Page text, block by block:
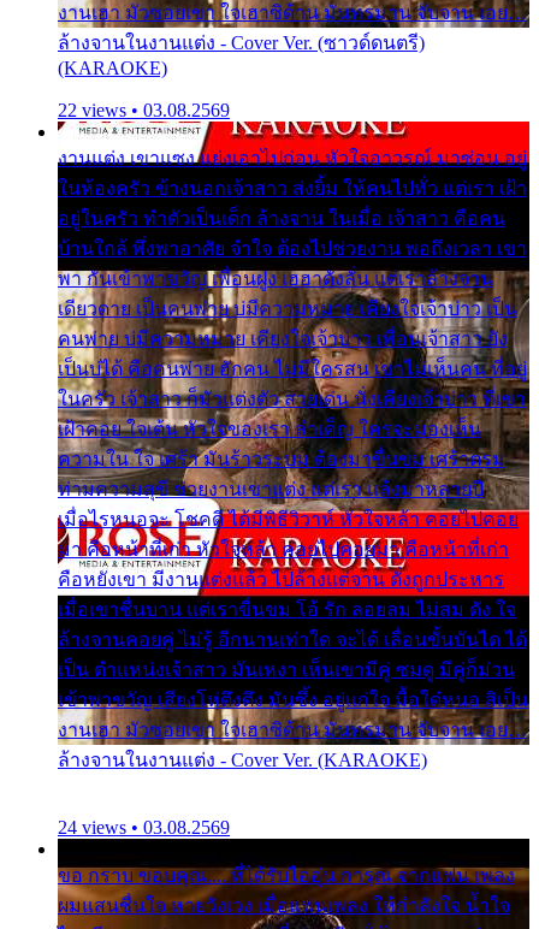
งานเฮา มัวซอยเขา ใจเฮาซิด้าน มันทรมาน จับจาน เอย…
ล้างจานในงานแต่ง - Cover Ver. (ซาวด์ดนตรี)
(KARAOKE)
22 views • 03.08.2569
งานแต่ง เขาแซง แย่งเอาไปก่อน หัวใจอาวรณ์ มาซ่อน อยู่
ในห้องครัว ข้างนอกเจ้าสาว ส่งยิ้ม ให้คนไปทั่ว แต่เรา เฝ้า
อยู่ในครัว ทำตัวเป็นเด็ก ล้างจาน ในเมื่อ เจ้าสาว คือคน
บ้านใกล้ พึ่งพาอาศัย จำใจ ต้องไปช่วยงาน พอถึงเวลา เขา
พา กันเข้าพาขวัญ เพื่อนฝูง เฮฮาดังลั่น แต่เราล้างจาน
เดียวดาย เป็นคนพ่าย บ่มีความหมาย เคียงใจเจ้าบ่าว เป็น
คนพ่าย บ่มีความหมาย เคียงใจเจ้าบ่าว เพื่อนเจ้าสาว ยัง
เป็นบ่ได้ คือคนพ่าย ฮักคน ไม่มีใครสน เขาไม่เห็นคน ที่อยู่
ในครัว เจ้าสาว ก็มัวแต่งตัว สวยเด่น นั่งเคียงเจ้าบ่าว ที่เขา
เฝ้าคอย ใจเต้น หัวใจของเรา ลำเค็ญ ใครจะมองเห็น
ความใน ใจ เศร้า มันร้าวระบม ต้องมาขื่นขม เศร้าตรม
ท่ามความสุขี ช่วยงานเขาแต่ง แต่เรา แล้งมาหลายปี
เมื่อไรหนอจะ โชคดี ได้มีพิธีวิวาห์ หัวใจหล้า คอยไปคอย
มา คือหน้าที่เก่า หัวใจหล้า คอยไปคอยมา คือหน้าที่เก่า
คือหยังเขา มีงานแต่งแล้ว ไปล้างแต่จาน ดั่งถูกประหาร
เมื่อเขาชื่นบาน แต่เราขื่นขม โอ้ รัก ลอยลม ไม่สม ดัง ใจ
ล้างจานคอยคู่ ไม่รู้ อีกนานเท่าใด จะได้ เลื่อนขั้นบันได ได้
เป็น ตำแหน่งเจ้าสาว มันเหงา เห็นเขามีคู่ ซมดู มีคู่ก็ม่วน
เข้าพาขวัญ เสียงโห่ตึงตึง มันซึ้ง อยู่แก่ใจ มื้อใด๋หนอ สิเป็น
งานเฮา มัวซอยเขา ใจเฮาซิด้าน มันทรมาน จับจาน เอย…
ล้างจานในงานแต่ง - Cover Ver. (KARAOKE)
24 views • 03.08.2569
ขอ กราบ ขอบคุณ.... ที่ได้รับไออุ่น การุณ จากแฟน เพลง
ผมแสนชื่นใจ หายวังเวง เมื่อแฟนเพลง ให้กำลังใจ น้ำใจ